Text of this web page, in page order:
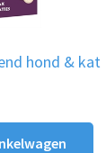
hond & kat